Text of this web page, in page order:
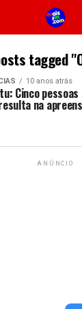
tagged
10 anos atrás
Cinco
na
ANÚNCIO